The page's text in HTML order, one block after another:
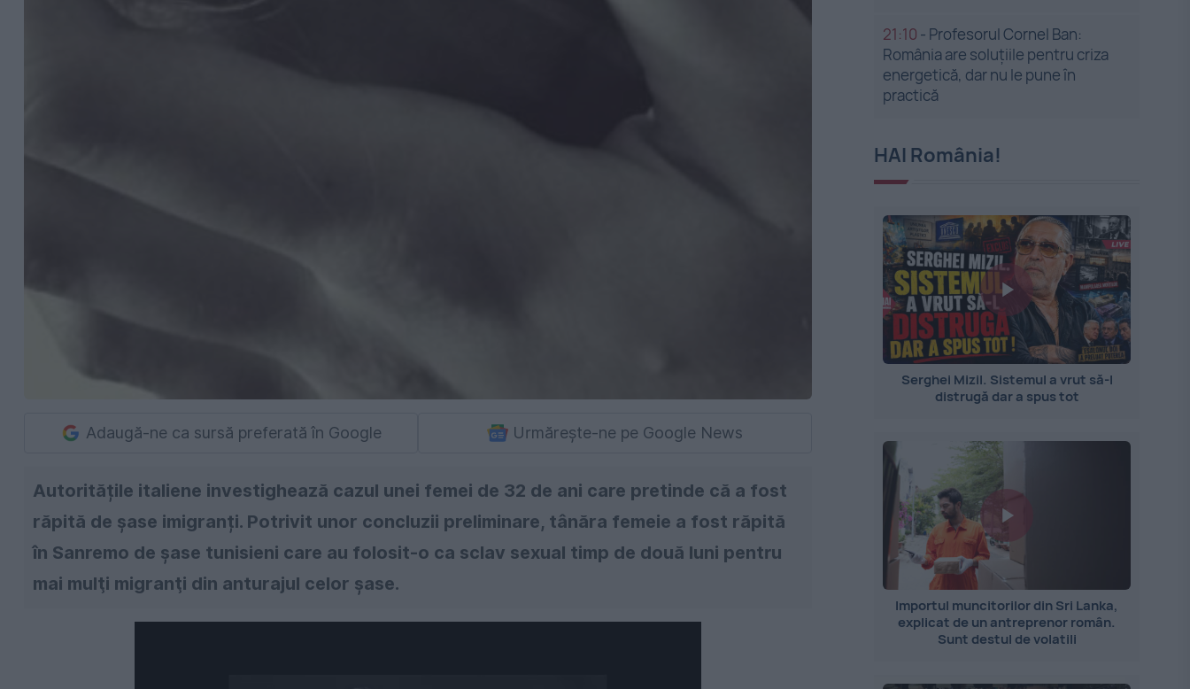
Adaugă-ne ca sursă preferată în Google Urmărește-ne pe Google News
Autoritățile italiene investighează cazul unei femei de 32 de ani care pretinde că a fost
răpită de șase imigranți. Potrivit unor concluzii preliminare, tânăra femeie a fost răpită
în Sanremo de șase tunisieni care au folosit-o ca sclav sexual timp de două luni pentru
mai mulţi migranţi din anturajul celor şase.
21:10 - Profesorul Cornel Ban:
România are soluțiile pentru criza
energetică, dar nu le pune în
practică
HAI România!
Serghei Mizil. Sistemul a vrut să-l
distrugă dar a spus tot
Importul muncitorilor din Sri Lanka,
explicat de un antreprenor român.
Sunt destul de volatili